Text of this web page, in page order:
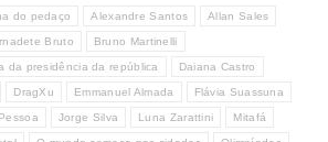
do pedaço Alexandre Santos Allan Sales
Bruto Bruno Martinelli
da presidência da república Daiana Castro
DragXu Emmanuel Almada Flávia Suassuna
Jorge Silva Luna Zarattini Mitafá